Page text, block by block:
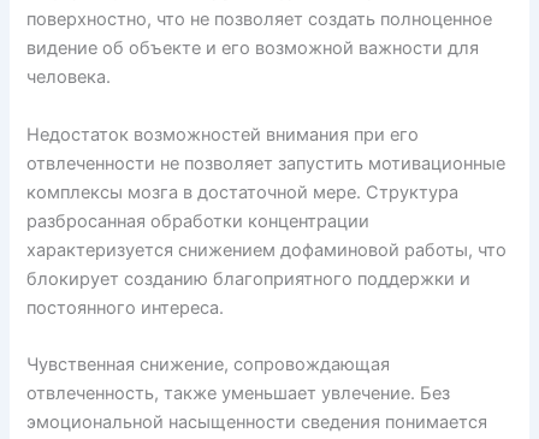
поверхностно, что не позволяет создать полноценное
видение об объекте и его возможной важности для
человека.
Недостаток возможностей внимания при его
отвлеченности не позволяет запустить мотивационные
комплексы мозга в достаточной мере. Структура
разбросанная обработки концентрации
характеризуется снижением дофаминовой работы, что
блокирует созданию благоприятного поддержки и
постоянного интереса.
Чувственная снижение, сопровождающая
отвлеченность, также уменьшает увлечение. Без
эмоциональной насыщенности сведения понимается